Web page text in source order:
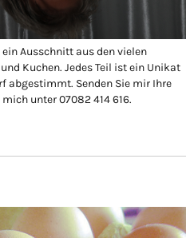
Ausschnitt aus den vielen
Kuchen. Jedes Teil ist ein Unikat
abgestimmt. Senden Sie mir Ihre
unter 07082 414 616.